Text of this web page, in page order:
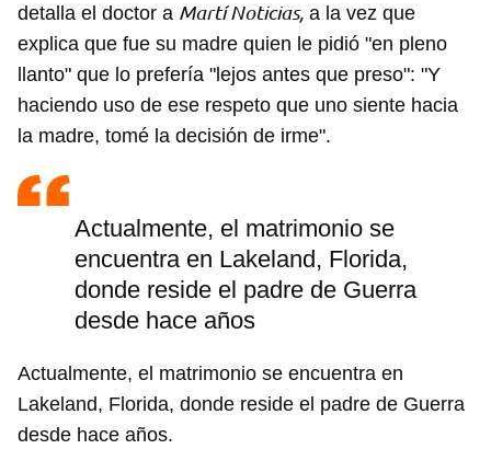
detalla el doctor a Martí Noticias, a la vez que
explica que fue su madre quien le pidió "en pleno
llanto" que lo prefería "lejos antes que preso": "Y
haciendo uso de ese respeto que uno siente hacia
la madre, tomé la decisión de irme".
Actualmente, el matrimonio se
encuentra en Lakeland, Florida,
donde reside el padre de Guerra
desde hace años
Actualmente, el matrimonio se encuentra en
Lakeland, Florida, donde reside el padre de Guerra
desde hace años.